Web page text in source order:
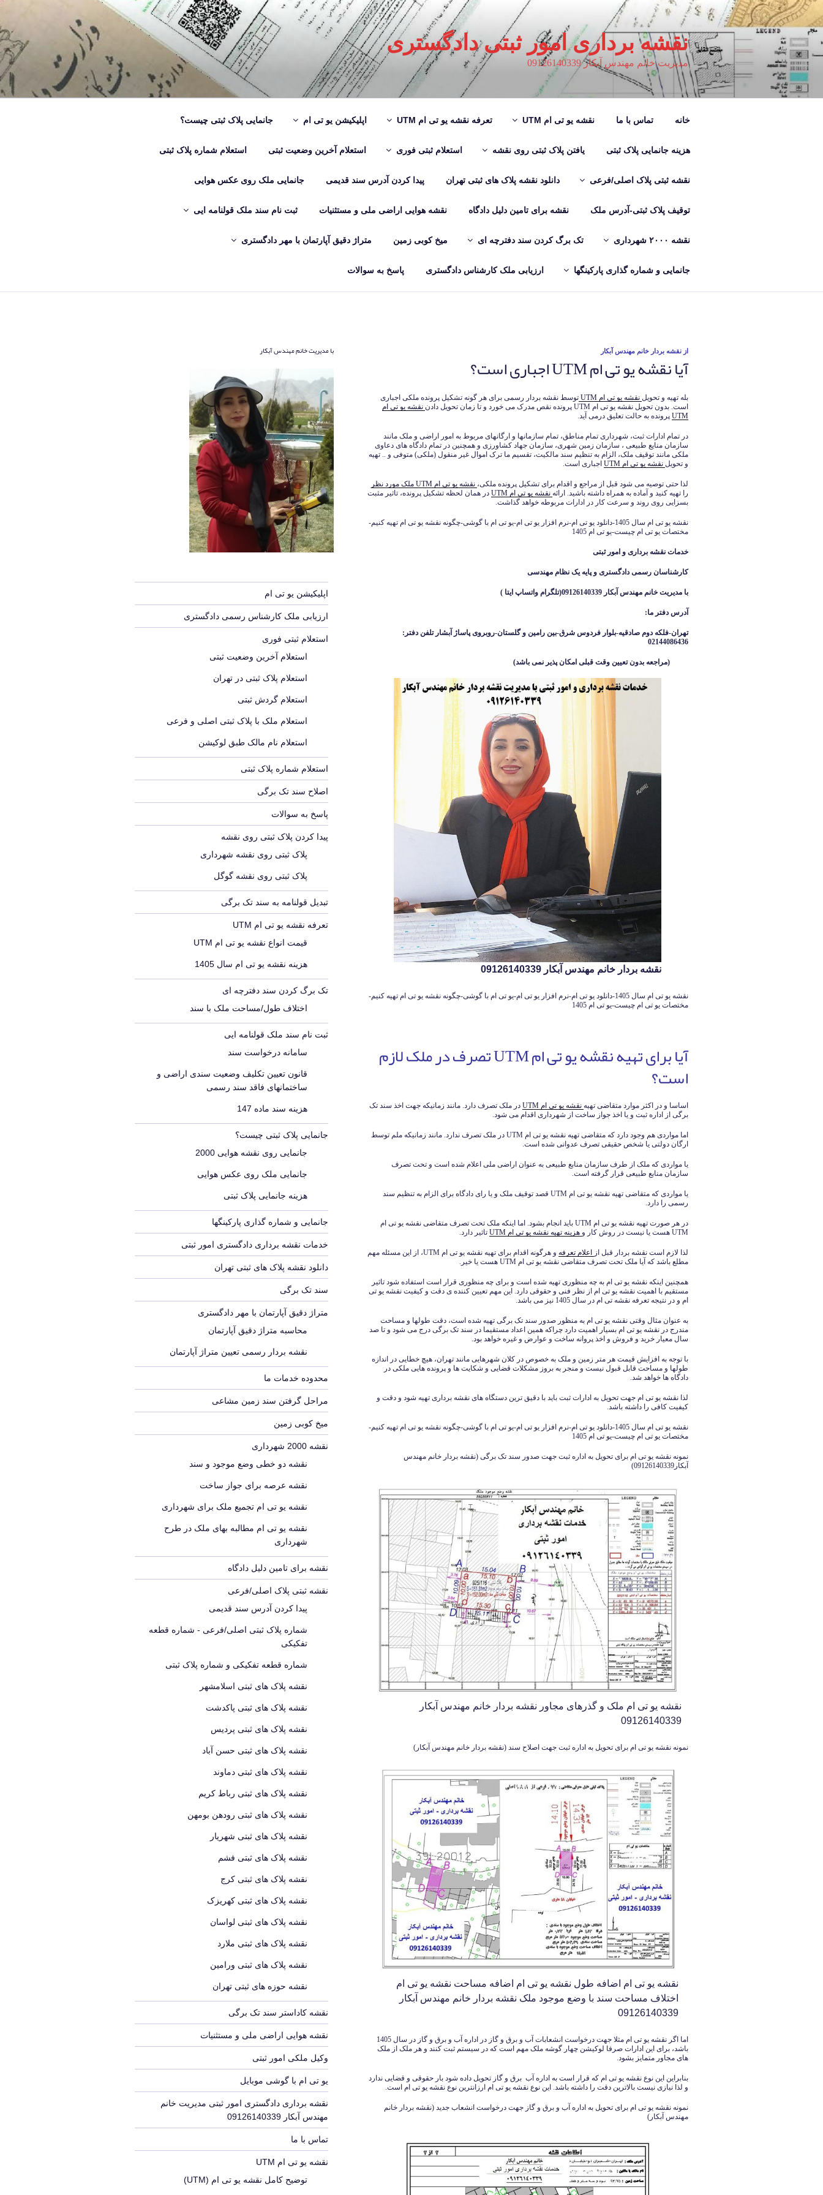
رفتن
به
محتوا
نقشه برداری امور ثبتی دادگستری
مدیریت خانم مهندس آبکار 09126140339
خانه تماس با ما نقشه یو تی ام UTM تعرفه نقشه یو تی ام UTM اپلیکیشن یو تی ام جانمایی پلاک ثبتی چیست؟
هزینه جانمایی پلاک ثبتی یافتن پلاک ثبتی روی نقشه استعلام ثبتی فوری استعلام آخرین وضعیت ثبتی استعلام شماره پلاک ثبتی
نقشه ثبتی پلاک اصلی/فرعی دانلود نقشه پلاک های ثبتی تهران پیدا کردن آدرس سند قدیمی جانمایی ملک روی عکس هوایی
توقیف پلاک ثبتی-آدرس ملک نقشه برای تامین دلیل دادگاه نقشه هوایی اراضی ملی و مستثنیات ثبت نام سند ملک قولنامه ایی
نقشه ۲۰۰۰ شهرداری تک برگ کردن سند دفترچه ای میخ کوبی زمین متراژ دقیق آپارتمان با مهر دادگستری
جانمایی و شماره گذاری پارکینگها ارزیابی ملک کارشناس دادگستری پاسخ به سوالات
نوشته‌شده
از نقشه بردار خانم مهندس آبکار
آیا نقشه یو تی ام UTM اجباری است؟
بله تهیه و تحویل نقشه یو تی ام UTM
توسط نقشه بردار رسمی برای هر گونه تشکیل پرونده ملکی اجباری
است. بدون تحویل نقشه یو تی ام UTM پرونده نقص مدرک می خورد و تا زمان تحویل دادن
نقشه یو تی ام
UTM پرونده به حالت تعلیق درمی آید.
در تمام ادارات ثبت، شهرداری تمام مناطق، تمام سازمانها و ارگانهای مربوط به امور اراضی و ملک مانند
سازمان منایع طبیعی ، سازمان زمین شهری، سازمان جهاد کشاورزی و همچنین در تمام دادگاه های دعاوی
ملکی مانند توقیف ملک، الزام به تنظیم سند مالکیت، تقسیم ما ترک اموال غیر منقول (ملکی) متوفی و .. تهیه
و تحویل نقشه یو تی ام UTM اجباری است.
لذا حتی توصیه می شود قبل از مراجع و اقدام برای تشکیل پرونده ملکی، نقشه یو تی ام UTM ملک مورد نظر
را تهیه کنید و آماده به همراه داشته باشید. ارائه نقشه یو تی ام UTM
در همان لحظه تشکیل پرونده، تاثیر مثبت
بسزایی روی روند و سرعت کار در ادارات مربوطه خواهد گذاشت.
نقشه یو تی ام سال 1405-دانلود یو تی ام-نرم افزار یو تی ام-یو تی ام با گوشی-چگونه نقشه یو تی ام تهیه کنیم-
مختصات یو تی ام چیست-یو تی ام 1405
خدمات نقشه برداری و امور ثبتی
کارشناسان رسمی دادگستری و پایه یک نظام مهندسی
با مدیریت خانم مهندس آبکار 09126140339(تلگرام واتساپ ایتا )
آدرس دفتر ما:
تهران-فلکه دوم صادقیه-بلوار فردوس شرق-بین رامین و گلستان-روبروی پاساژ آبشار تلفن دفتر:
02144086436
(مراجعه بدون تعیین وقت قبلی امکان پذیر نمی باشد)
نقشه بردار خانم مهندس آبکار 09126140339
نقشه یو تی ام سال 1405-دانلود یو تی ام-نرم افزار یو تی ام-یو تی ام با گوشی-چگونه نقشه یو تی ام تهیه کنیم-
مختصات یو تی ام چیست-یو تی ام 1405
آیا برای تهیه نقشه یو تی ام UTM تصرف در ملک لازم
است؟
اساسا و در اکثر موارد متقاضی تهیه نقشه یو تی ام UTM
در ملک تصرف دارد. مانند زمانیکه جهت اخذ سند تک
برگی از اداره ثبت و یا اخذ جواز ساخت از شهرداری اقدام می شود.
اما مواردی هم وجود دارد که متقاضی تهیه نقشه یو تی ام UTM در ملک تصرف ندارد. مانند زمانیکه ملم توسط
ارگان دولتی یا شخص حقیقی تصرف عدوانی شده است.
یا مواردی که ملک از طرف سازمان منابع طبیعی به عنوان اراضی ملی اعلام شده است و تحت تصرف
سازمان منابع طبیعی قرار گرفته است.
یا مواردی که متقاضی تهیه نقشه یو تی ام UTM قصد توقیف ملک و یا رای دادگاه برای الزام به تنظیم سند
رسمی را دارد.
در هر صورت تهیه نقشه یو تی ام UTM باید انجام بشود. اما اینکه ملک تحت تصرف متقاضی نقشه یو تی ام
UTM هست یا نیست در روش کار و
هزینه تهیه نقشه یو تی ام UTM تاثیر دارد.
لذا لازم است نقشه بردار قبل از اعلام تعرفه
و هرگونه اقدام برای تهیه نقشه یو تی ام UTM، از این مسئله مهم
مطلع باشد که آیا ملک تحت تصرف متقاضی نقشه یو تی ام UTM هست یا خیر.
همچنین اینکه نقشه یو تی ام به چه منظوری تهیه شده است و برای چه منظوری قرار است استفاده شود تاثیر
مستقیم با اهمیت نقشه یو تی ام از نظر فنی و حقوقی دارد. این مهم تعیین کننده ی دقت و کیفیت نقشه یو تی
ام و در نتیجه تعرفه نقشه تی ام در سال 1405 نیز می باشد.
به عنوان مثال وقتی نقشه یو تی ام به منظور صدور سند تک برگی تهیه شده است، دقت طولها و مساحت
مندرج در نقشه یو تی ام بسیار اهمیت دارد چراکه همین اعداد مستقیما در سند تک برگی درج می شود و تا صد
سال معیار خرید و فروش و اخذ پروانه ساخت و عوارض و غیره خواهد بود.
با توجه به افزایش قیمت هر متر زمین و ملک به خصوص در کلان شهرهایی مانند تهران، هیچ خطایی در اندازه
طولها و مساحت قابل قبول نیست و منجر به بروز مشکلات قضایی و شکایت ها و پرونده هایی ملکی در
دادگاه ها خواهد شد.
لذا نقشه یو تی ام جهت تحویل به ادارات ثبت باید با دقیق ترین دستگاه های نقشه برداری تهیه شود و دقت و
کیفیت کافی را داشته باشد.
نقشه یو تی ام سال 1405-دانلود یو تی ام-نرم افزار یو تی ام-یو تی ام با گوشی-چگونه نقشه یو تی ام تهیه کنیم-
مختصات یو تی ام چیست-یو تی ام 1405
نمونه نقشه یو تی ام برای تحویل به اداره ثبت جهت صدور سند تک برگی (نقشه بردار خانم مهندس
آبکار09126140339)
نقشه یو تی ام ملک و گذرهای مجاور نقشه بردار خانم مهندس آبکار
09126140339
نمونه نقشه یو تی ام برای تحویل به اداره ثبت جهت اصلاح سند (نقشه بردار خانم مهندس آبکار)
نقشه یو تی ام اضافه طول نقشه یو تی ام اضافه مساحت نقشه یو تی ام
اختلاف مساحت سند با وضع موجود ملک نقشه بردار خانم مهندس آبکار
09126140339
اما اگر نقشه یو تی ام مثلا جهت درخواست انشعابات آب و برق و گاز در اداره آب و برق و گاز در سال 1405
باشد، برای این ادارات صرفا لوکیشن چهار گوشه ملک مهم است که در سیستم ثبت کنند و هر ملک از ملک
های مجاور متمایز بشود.
بنابراین این نوع نقشه یو تی ام که قرار است به اداره آب برق و گاز تحویل داده شود بار حقوقی و قضایی ندارد
و لذا نیازی نیست بالاترین دقت را داشته باشد. این نوع نقشه یو تی ام ارزانترین نوع نقشه یو تی ام است.
نمونه نقشه یو تی ام برای تحویل به اداره آب و برق و گاز جهت درخواست انشعاب جدید (نقشه بردار خانم
مهندس آبکار)
با مدیریت خانم مهندس آبکار
اپلیکیشن یو تی ام
ارزیابی ملک کارشناس رسمی دادگستری
استعلام ثبتی فوری
استعلام آخرین وضعیت ثبتی
استعلام پلاک ثبتی در تهران
استعلام گردش ثبتی
استعلام ملک با پلاک ثبتی اصلی و فرعی
استعلام نام مالک طبق لوکیشن
استعلام شماره پلاک ثبتی
اصلاح سند تک برگی
پاسخ به سوالات
پیدا کردن پلاک ثبتی روی نقشه
پلاک ثبتی روی نقشه شهرداری
پلاک ثبتی روی نقشه گوگل
تبدیل قولنامه به سند تک برگی
تعرفه نقشه یو تی ام UTM
قیمت انواع نقشه یو تی ام UTM
هزینه نقشه یو تی ام سال 1405
تک برگ کردن سند دفترچه ای
اختلاف طول/مساحت ملک با سند
ثبت نام سند ملک قولنامه ایی
سامانه درخواست سند
قانون تعیین تکلیف وضعیت سندی اراضی و
ساختمانهای فاقد سند رسمی
هزینه سند ماده 147
جانمایی پلاک ثبتی چیست؟
جانمایی روی نقشه هوایی 2000
جانمایی ملک روی عکس هوایی
هزینه جانمایی پلاک ثبتی
جانمایی و شماره گذاری پارکینگها
خدمات نقشه برداری دادگستری امور ثبتی
دانلود نقشه پلاک های ثبتی تهران
سند تک برگی
متراژ دقیق آپارتمان با مهر دادگستری
محاسبه متراژ دقیق آپارتمان
نقشه بردار رسمی تعیین متراژ آپارتمان
محدوده خدمات ما
مراحل گرفتن سند زمین مشاعی
میخ کوبی زمین
نقشه 2000 شهرداری
نقشه دو خطی وضع موجود و سند
نقشه عرصه برای جواز ساخت
نقشه یو تی ام تجمیع ملک برای شهرداری
نقشه یو تی ام مطالبه بهای ملک در طرح
شهرداری
نقشه برای تامین دلیل دادگاه
نقشه ثبتی پلاک اصلی/فرعی
پیدا کردن آدرس سند قدیمی
شماره پلاک ثبتی اصلی/فرعی - شماره قطعه
تفکیکی
شماره قطعه تفکیکی و شماره پلاک ثبتی
نقشه پلاک های ثبتی اسلامشهر
نقشه پلاک های ثبتی پاکدشت
نقشه پلاک های ثبتی پردیس
نقشه پلاک های ثبتی حسن آباد
نقشه پلاک های ثبتی دماوند
نقشه پلاک های ثبتی رباط کریم
نقشه پلاک های ثبتی رودهن بومهن
نقشه پلاک های ثبتی شهریار
نقشه پلاک های ثبتی فشم
نقشه پلاک های ثبتی کرج
نقشه پلاک های ثبتی کهریزک
نقشه پلاک های ثبتی لواسان
نقشه پلاک های ثبتی ملارد
نقشه پلاک های ثبتی ورامین
نقشه حوزه های ثبتی تهران
نقشه کاداستر سند تک برگی
نقشه هوایی اراضی ملی و مستثنیات
وکیل ملکی امور ثبتی
یو تی ام با گوشی موبایل
نقشه برداری دادگستری امور ثبتی مدیریت خانم
مهندس آبکار 09126140339
تماس با ما
نقشه یو تی ام UTM
توضیح کامل نقشه یو تی ام (UTM)